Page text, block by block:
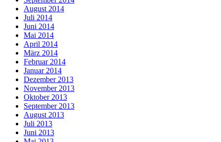
August 2014
Juli 2014
Juni 2014
Mai 2014
April 2014
März 2014
Februar 2014
Januar 2014
Dezember 2013
November 2013
Oktober 2013
September 2013
August 2013
Juli 2013
Juni 2013